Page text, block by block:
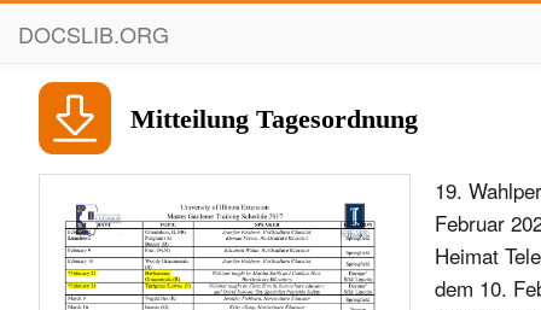
DOCSLIB.ORG
Mitteilung Tagesordnung
19. Wahlperiode Ausschuss f&#252;r Inneres und Heimat Mitteilung Berlin, den 4. Februar 2021 Die 119. Sitzung des Ausschusses f&#252;r Inneres und Sekretariat Heimat Telefon: +49 30 227-32858 Fax: +49 30 227-36994 findet statt am Mittwoch, dem 10. Februar 2021, 10:00 Uhr Sitzungssaal im Reichstagsgeb&#228;ude, Raum 3 N 001 Telefon: 030/227-33246 (Fraktionssitzungssaal der CDU/CSU) Fax: 030/227-56084 11011 Berlin, Platz der Republik 1 Achtung! Abweichender Sitzungsort! Tagesordnung Tagesordnungspunkt 1 Bericht des Bundesministeriums des Innern, f&#252;r Bau und Heimat &#252;ber die aktuellen innenpoliti- schen Ma&#223;nahmen angesichts der COVID-19-Pandemie Tagesordnungspunkt 2 a) Gesetzentwurf der Fraktionen der CDU/CSU und Federf&#252;hrend: SPD Ausschuss f&#252;r Inneres und Heimat Mitberatend: Entwurf eines Gesetzes zur Erprobung weiterer Ausschuss f&#252;r Recht und Verbraucherschutz elektronischer Verfahren zur Erf&#252;llung der beson- Ausschuss f&#252;r Wirtschaft und Energie deren Meldepflicht in Beherbergungsst&#228;tten Ausschuss f&#252;r Tourismus Ausschuss Digitale Agenda BT-Drucksache 19/26176 Berichterstatter/in: Abg. Marc Henrichmann [CDU/CSU] Abg. Helge Lindh [SPD] Abg. Dr. Christian Wirth [AfD] Abg. Manuel H&#246;ferlin [FDP] Abg. Ulla Jelpke [DIE LINKE.] Abg. Dr. Konstantin von Notz [B&#220;NDNIS